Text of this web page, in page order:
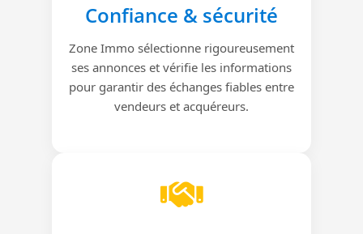
Confiance & sécurité
Zone Immo sélectionne rigoureusement
ses annonces et vérifie les informations
pour garantir des échanges fiables entre
vendeurs et acquéreurs.